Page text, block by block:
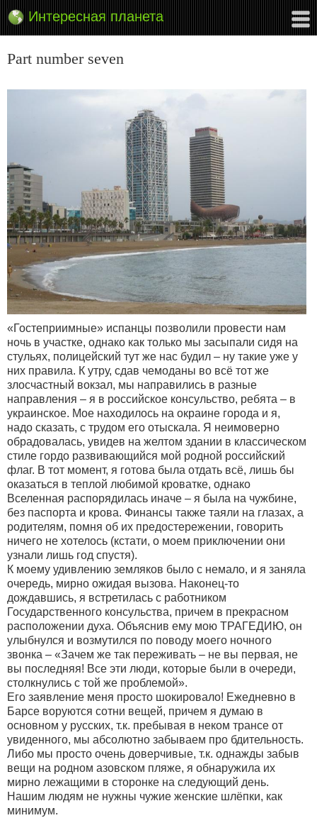
Интересная планета
Part number seven
«Гостеприимные» испанцы позволили провести нам
ночь в участке, однако как только мы засыпали сидя на
стульях, полицейский тут же нас будил – ну такие уже у
них правила. К утру, сдав чемоданы во всё тот же
злосчастный вокзал, мы направились в разные
направления – я в российское консульство, ребята – в
украинское. Мое находилось на окраине города и я,
надо сказать, с трудом его отыскала. Я неимоверно
обрадовалась, увидев на желтом здании в классическом
стиле гордо развивающийся мой родной российский
флаг. В тот момент, я готова была отдать всё, лишь бы
оказаться в теплой любимой кроватке, однако
Вселенная распорядилась иначе – я была на чужбине,
без паспорта и крова. Финансы также таяли на глазах, а
родителям, помня об их предостережении, говорить
ничего не хотелось (кстати, о моем приключении они
узнали лишь год спустя).
К моему удивлению земляков было с немало, и я заняла
очередь, мирно ожидая вызова. Наконец-то
дождавшись, я встретилась с работником
Государственного консульства, причем в прекрасном
расположении духа. Объяснив ему мою ТРАГЕДИЮ, он
улыбнулся и возмутился по поводу моего ночного
звонка – «Зачем же так переживать – не вы первая, не
вы последняя! Все эти люди, которые были в очереди,
столкнулись с той же проблемой».
Его заявление меня просто шокировало! Ежедневно в
Барсе воруются сотни вещей, причем я думаю в
основном у русских, т.к. пребывая в неком трансе от
увиденного, мы абсолютно забываем про бдительность.
Либо мы просто очень доверчивые, т.к. однажды забыв
вещи на родном азовском пляже, я обнаружила их
мирно лежащими в сторонке на следующий день.
Нашим людям не нужны чужие женские шлёпки, как
минимум.